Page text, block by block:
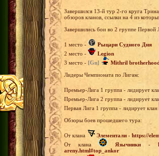
Завершился 13-й тур 2-го круга
обзоров кланов, ссылки на 4 из
Завершились бои во 2 группе Первой
1 место -
Рыцари Судного Дня
2 место -
Legion
3 место - [Gn]
Mithril brotherhood
Лидеры Чемпионата по Лигам:
Премьер-Лига 1 группа - лидирует
Премьер-Лига 2 группа - лидирует
Первая Лига 1 группа - лидирует клан
Обзоры боев прошедшего тура:
От клана Элементали - https://
От клана
Язычники-
areny.html#top_ankor